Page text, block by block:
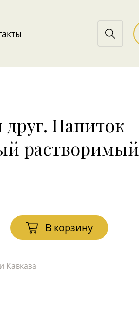
Напиток
растворимый
В корзину
Кавказа